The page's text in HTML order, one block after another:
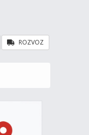
ROZVOZ